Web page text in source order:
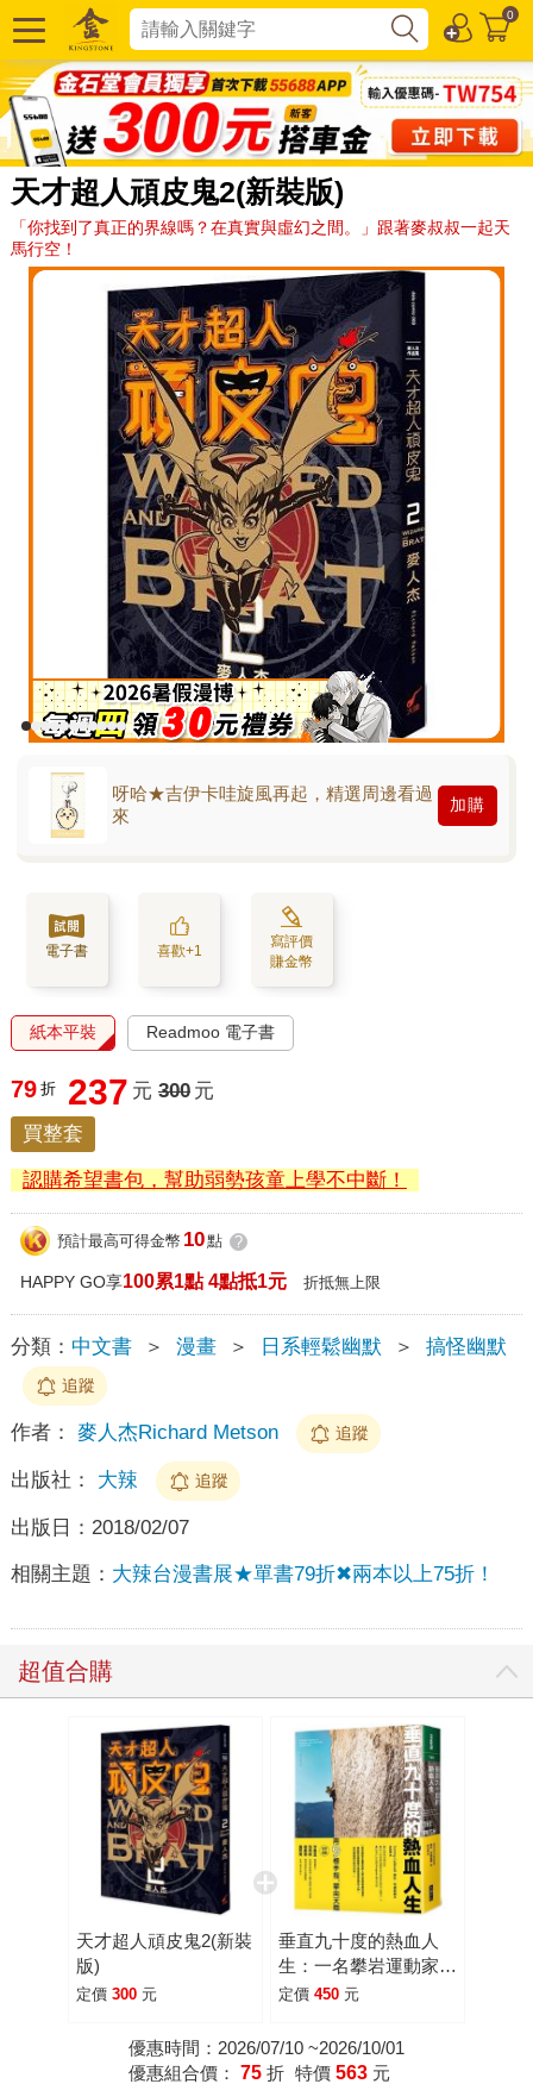
0
天才超人頑皮鬼2(新裝版)
「你找到了真正的界線嗎？在真實與虛幻之間。」跟著麥叔叔一起天
馬行空！
呀哈★吉伊卡哇旋風再起，精選周邊看過
來
加購
電子書 喜歡+1
寫評價
賺金幣
紙本平裝 Readmoo 電子書
79 折 237 元 300 元
買整套
認購希望書包，幫助弱勢孩童上學不中斷！
預計最高可得金幣 10點 ?
HAPPY GO享100累1點 4點抵1元 折抵無上限
分類： 中文書 ＞ 漫畫 ＞ 日系輕鬆幽默 ＞ 搞怪幽默
追蹤
作者： 麥人杰Richard Metson 追蹤
出版社： 大辣 追蹤
出版日： 2018/02/07
相關主題： 大辣台漫書展★單書79折✖兩本以上75折！
超值合購
天才超人頑皮鬼2(新裝
版)
定價 300 元
垂直九十度的熱血人
生：一名攀岩運動家挑
戰耐力、置身危險、超
定價 450 元
優惠時間：2026/07/10 ~2026/10/01
優惠組合價： 75 折 特價 563 元